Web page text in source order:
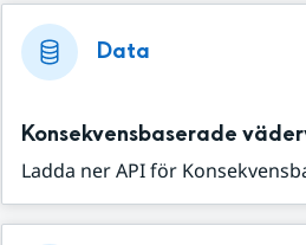
Data
Konsekvensbaserade
Ladda ner API för